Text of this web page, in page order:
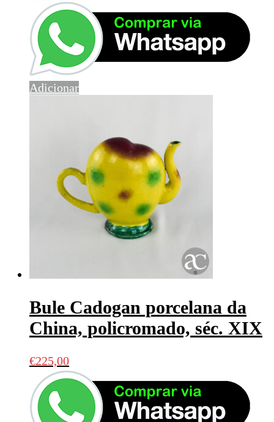
Adicionar
Bule Cadogan porcelana da
China, policromado, séc. XIX
€225,00